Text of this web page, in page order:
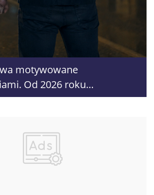
motywowane
Od 2026 roku
nowe zasady liczenia